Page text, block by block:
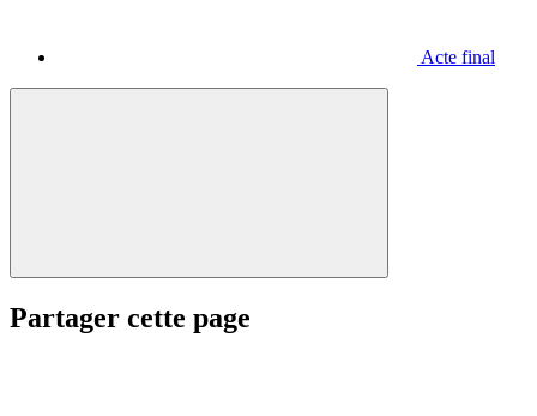
Acte final
Partager cette page